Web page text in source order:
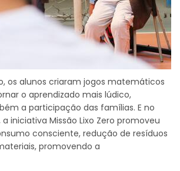
os alunos criaram jogos matemáticos
o aprendizado mais lúdico,
a participação das famílias. E no
iniciativa Missão Lixo Zero promoveu
consciente, redução de resíduos
promovendo a